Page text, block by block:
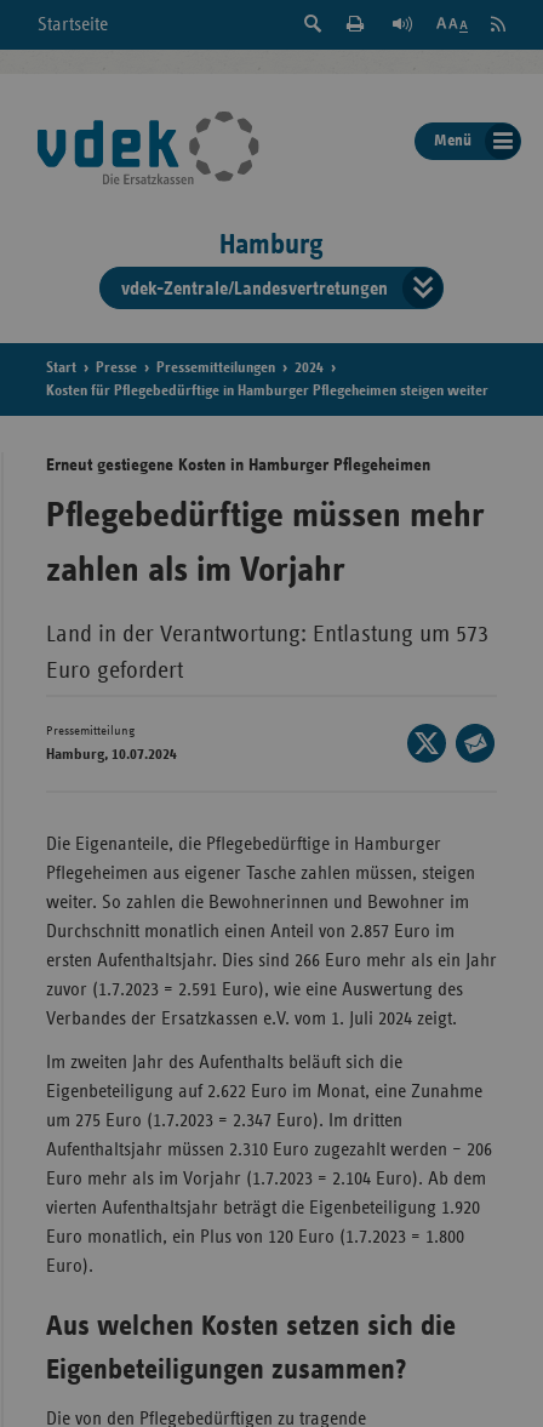
Startseite
Suche
der
Seite
Feed
Menü
Hamburg
vdek-Zentrale/Landesvertretungen
der
Start Presse Pressemitteilungen
2024
Kosten für Pflegebedürftige in Hamburger Pflegeheimen steigen weiter
Erneut gestiegene Kosten in Hamburger Pflegeheimen
Pflegebedürftige müssen mehr
zahlen als im Vorjahr
Land in der Verantwortung: Entlastung um 573
Euro gefordert
Pressemitteilung
Hamburg, 10.07.2024
Seite
auf
Die Eigenanteile, die Pflegebedürftige in Hamburger
Pflegeheimen aus eigener Tasche zahlen müssen, steigen
weiter. So zahlen die Bewohnerinnen und Bewohner im
Durchschnitt monatlich einen Anteil von 2.857 Euro im
ersten Aufenthaltsjahr. Dies sind 266 Euro mehr als ein Jahr
zuvor (1.7.2023 = 2.591 Euro), wie eine Auswertung des
Verbandes der Ersatzkassen e.V. vom 1. Juli 2024 zeigt.
Im zweiten Jahr des Aufenthalts beläuft sich die
Eigenbeteiligung auf 2.622 Euro im Monat, eine Zunahme
um 275 Euro (1.7.2023 = 2.347 Euro). Im dritten
Aufenthaltsjahr müssen 2.310 Euro zugezahlt werden – 206
Euro mehr als im Vorjahr (1.7.2023 = 2.104 Euro). Ab dem
vierten Aufenthaltsjahr beträgt die Eigenbeteiligung 1.920
Euro monatlich, ein Plus von 120 Euro (1.7.2023 = 1.800
Euro).
Aus welchen Kosten setzen sich die
Eigenbeteiligungen zusammen?
Die von den Pflegebedürftigen zu tragende